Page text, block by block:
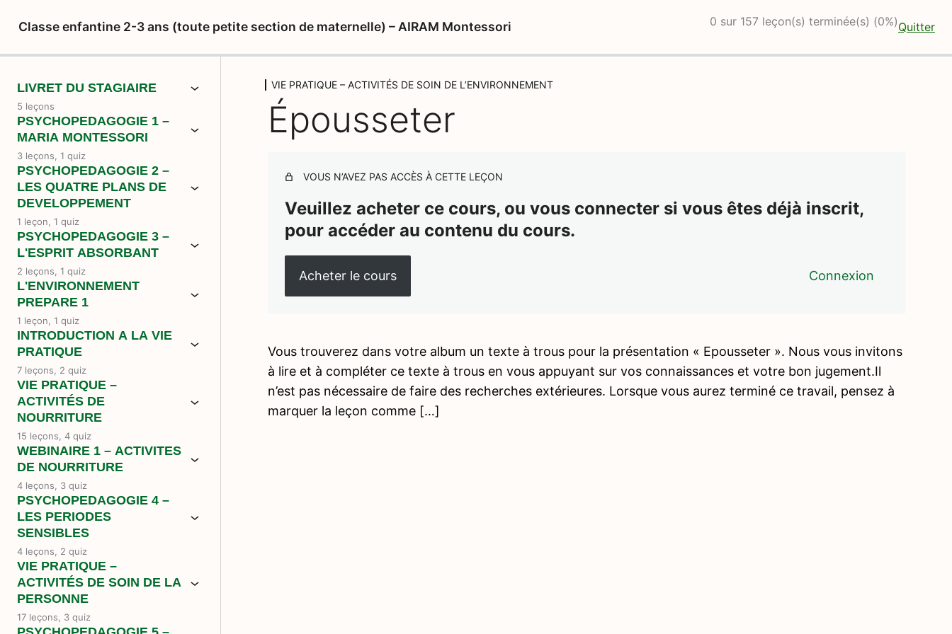
Classe enfantine 2-3 ans (toute petite section de maternelle) – AIRAM Montessori 0 sur 157 leçon(s) terminée(s) (0%)Quitter
LIVRET DU STAGIAIRE
5 leçons
PSYCHOPEDAGOGIE 1 –
MARIA MONTESSORI
3 leçons, 1 quiz
PSYCHOPEDAGOGIE 2 –
LES QUATRE PLANS DE
DEVELOPPEMENT
1 leçon, 1 quiz
PSYCHOPEDAGOGIE 3 –
L'ESPRIT ABSORBANT
2 leçons, 1 quiz
L'ENVIRONNEMENT
PREPARE 1
1 leçon, 1 quiz
INTRODUCTION A LA VIE
PRATIQUE
7 leçons, 2 quiz
VIE PRATIQUE –
ACTIVITÉS DE
NOURRITURE
15 leçons, 4 quiz
WEBINAIRE 1 – ACTIVITES
DE NOURRITURE
4 leçons, 3 quiz
PSYCHOPEDAGOGIE 4 –
LES PERIODES
SENSIBLES
4 leçons, 2 quiz
VIE PRATIQUE –
ACTIVITÉS DE SOIN DE LA
PERSONNE
17 leçons, 3 quiz
VIE PRATIQUE – ACTIVITÉS DE SOIN DE L’ENVIRONNEMENT
Épousseter
VOUS N’AVEZ PAS ACCÈS À CETTE LEÇON
Veuillez acheter ce cours, ou vous connecter si vous êtes déjà inscrit,
pour accéder au contenu du cours.
Acheter le cours Connexion
Vous trouverez dans votre album un texte à trous pour la présentation « Epousseter ». Nous vous invitons
à lire et à compléter ce texte à trous en vous appuyant sur vos connaissances et votre bon jugement.Il
n’est pas nécessaire de faire des recherches extérieures. Lorsque vous aurez terminé ce travail, pensez à
marquer la leçon comme […]